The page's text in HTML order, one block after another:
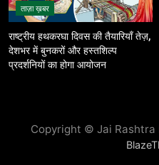
ताज़ा ख़बर
राष्ट्रीय हथकरघा दिवस की तैयारियाँ तेज़,
देशभर में बुनकरों और हस्तशिल्प
प्रदर्शनियों का होगा आयोजन
Copyright © Jai Rashtra